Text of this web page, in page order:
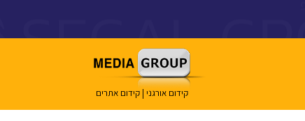
קידום אורגני | קידום אתרים